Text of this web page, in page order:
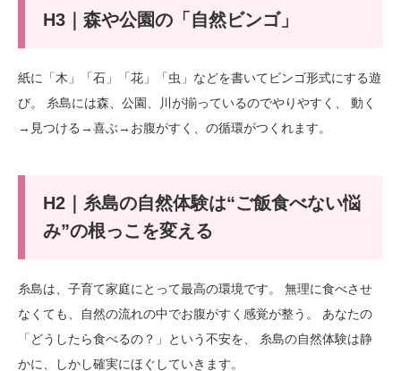
H3｜森や公園の「自然ビンゴ」
紙に「木」「石」「花」「虫」などを書いてビンゴ形式にする遊
び。 糸島には森、公園、川が揃っているのでやりやすく、 動く
→見つける→喜ぶ→お腹がすく、の循環がつくれます。
H2｜糸島の自然体験は“ご飯食べない悩
み”の根っこを変える
糸島は、子育て家庭にとって最高の環境です。 無理に食べさせ
なくても、自然の流れの中でお腹がすく感覚が整う。 あなたの
「どうしたら食べるの？」という不安を、 糸島の自然体験は静
かに、しかし確実にほぐしていきます。